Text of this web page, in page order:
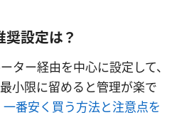
設定は？
ター経由を中心に設定して、
小限に留めると管理が楽で
番安く買う方法と注意点を